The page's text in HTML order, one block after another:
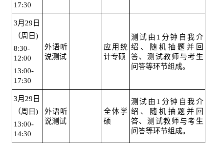
17:30
3月29日
（周日)
8:30-
12:00
13:00-
17:30
外语听
说测试
应用统
计专硕
测试由1分钟自我介
绍、随机抽题并回
答、测试教师与考生
问答等环节组成。
3月29日
（周日)
13:00-
14:30
外语听
说测试
全体学
硕
测试由1分钟自我介
绍、随机抽题并回
答、测试教师与考生
问答等环节组成。